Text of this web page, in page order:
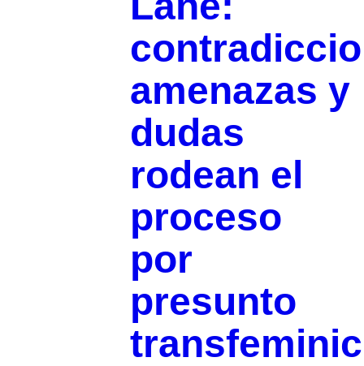
amenazas y
dudas
rodean el
proceso
por
presunto